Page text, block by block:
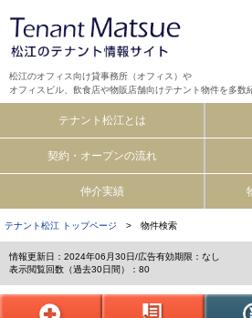
松江のオフィス向け貸事務所（オフィス）や
オフィスビル、飲食店や物販店舗向けテナント物件を多数
テナント松江とは
契約・オープンの流れ
仲介実績
テナント松江 トップページ > 物件検索
情報更新日：2024年06月30日/広告有効期限：なし
表示閲覧回数（過去30日間）：80